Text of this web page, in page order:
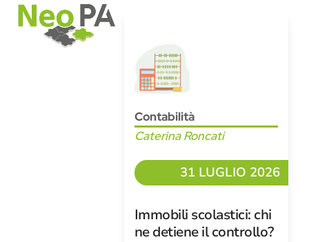
SkipOpen
mobile
menu
Close
mobile
menu
Contabilità
Caterina Roncati
31 LUGLIO 2026
Immobili scolastici: chi
ne detiene il controllo?